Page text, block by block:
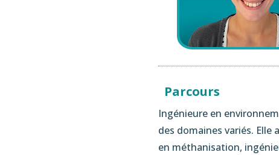
Parcours
Ingénieure en
des domaines variés.
en méthanisation,